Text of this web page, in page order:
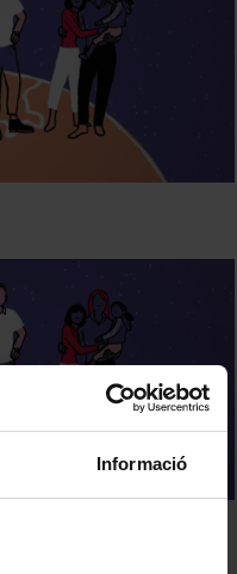
Informació